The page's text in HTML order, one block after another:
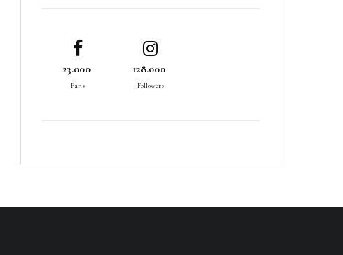
23.000
Fans
128.000
Followers